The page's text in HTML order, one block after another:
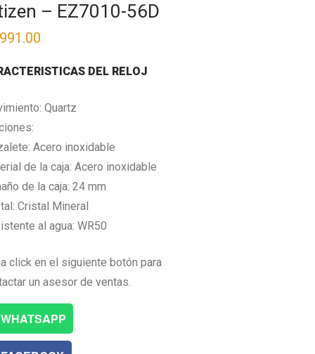
– EZ7010-56D
DEL RELOJ
Quartz
Acero inoxidable
de la caja: Acero inoxidable
de la caja: 24 mm
Cristal Mineral
al agua: WR50
click en el siguiente botón para
un asesor de ventas.